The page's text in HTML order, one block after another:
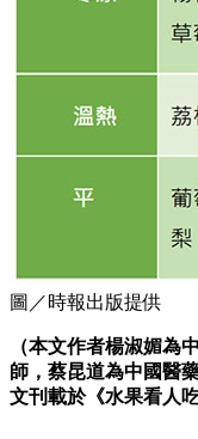
圖／時報出版提供
（本文作者楊淑媚為
師， 蔡昆道為中國醫
文刊載於《水果看人